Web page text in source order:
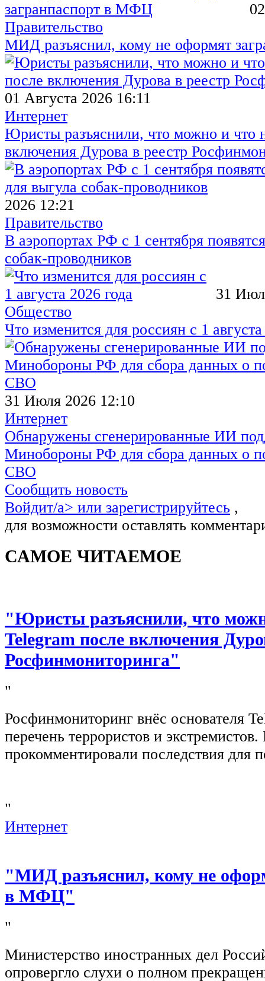
Правительство
МИД разъяснил, кому не оформят
01 Августа 2026 16:11
Интернет
Юристы разъяснили, что можно и что
включения Дурова в реестр
2026 12:21
Правительство
В аэропортах РФ с 1 сентября
собак-проводников
31
Общество
Что изменится для россиян с 1
31 Июля 2026 12:10
Интернет
Обнаружены сгенерированные ИИ
Минобороны РФ для сбора данных о
СВО
Сообщить новость
Войдит/a> или зарегистрируйтесь ,
для возможности оставлять
САМОЕ ЧИТАЕМОЕ
"Юристы разъяснили, что
Telegram после включения
Росфинмониторинга"
"
Росфинмониторинг внёс основателя
перечень террористов и
прокомментировали последствия для
"
Интернет
"МИД разъяснил, кому не
в МФЦ"
"
Министерство иностранных дел
опровергло слухи о полном